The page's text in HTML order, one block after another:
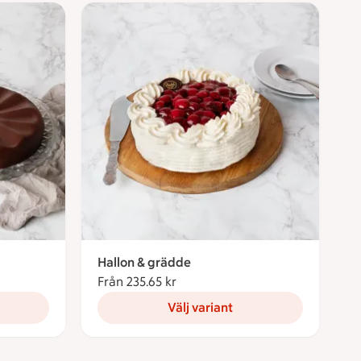
Hallon & grädde
Från 235.65 kr
Välj variant